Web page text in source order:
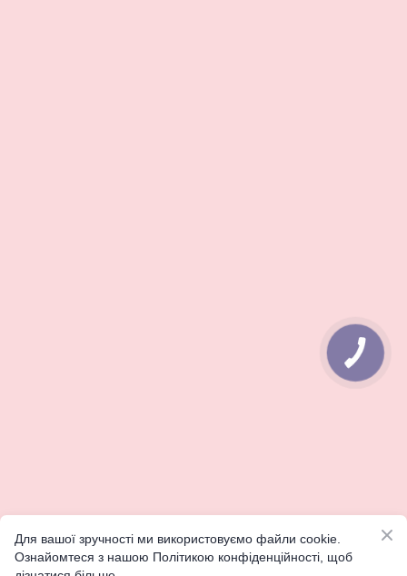
Для вашої зручності ми використовуємо файли cookie.
Ознайомтеся з нашою Політикою конфіденційності, щоб
КНОПКА
ЗВ'ЯЗКУ